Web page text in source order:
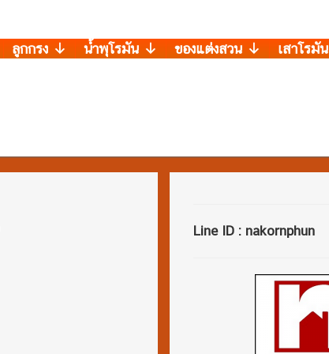
ลูกกรง น้ำพุโรมัน ของแต่งสวน เสาโรมัน
Line ID : nakornphun